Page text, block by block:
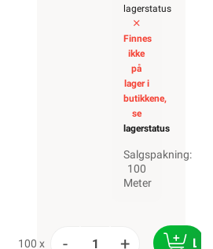
lagerstatus
Finnes
ikke
på
lager i
butikkene,
se
lagerstatus
Salgspakning:
100
Meter
100 x - +